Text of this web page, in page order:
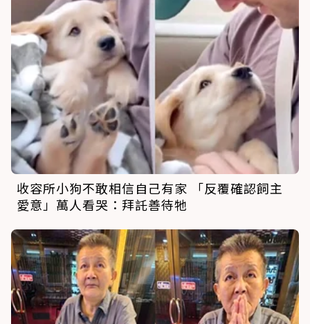
收容所小狗不敢相信自己有家 「反覆確認飼主
愛意」萬人看哭：拜託善待牠